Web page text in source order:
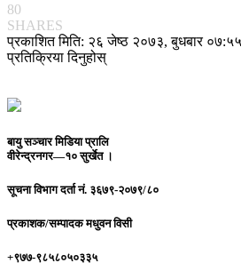
80
SHARES
प्रकाशित मिति: २६ जेष्ठ २०७३, बुधबार ०७:५५
प्रतिक्रिया दिनुहोस्
बायु सञ्चार मिडिया प्रालि
वीरेन्द्रनगर—१० सुर्खेत ।
सूचना विभाग दर्ता नं. ३६७९-२०७९/८०
प्रकाशक/सम्पादकमधुवन विसी
+९७७-९८५८०५०३३५